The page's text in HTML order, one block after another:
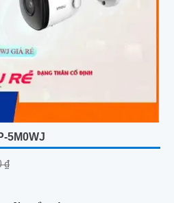
5M0WJ
₫